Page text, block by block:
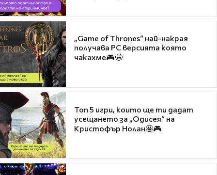
„Game of Thrones“ най-накрая
получава PC версията която
чакахме🎮🤩
Топ 5 игри, които ще ти дадат
усещането за „Одисея“ на
Кристофър Нолан🤩🎮